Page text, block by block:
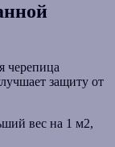
черепица
защиту от
вес на 1 м2,